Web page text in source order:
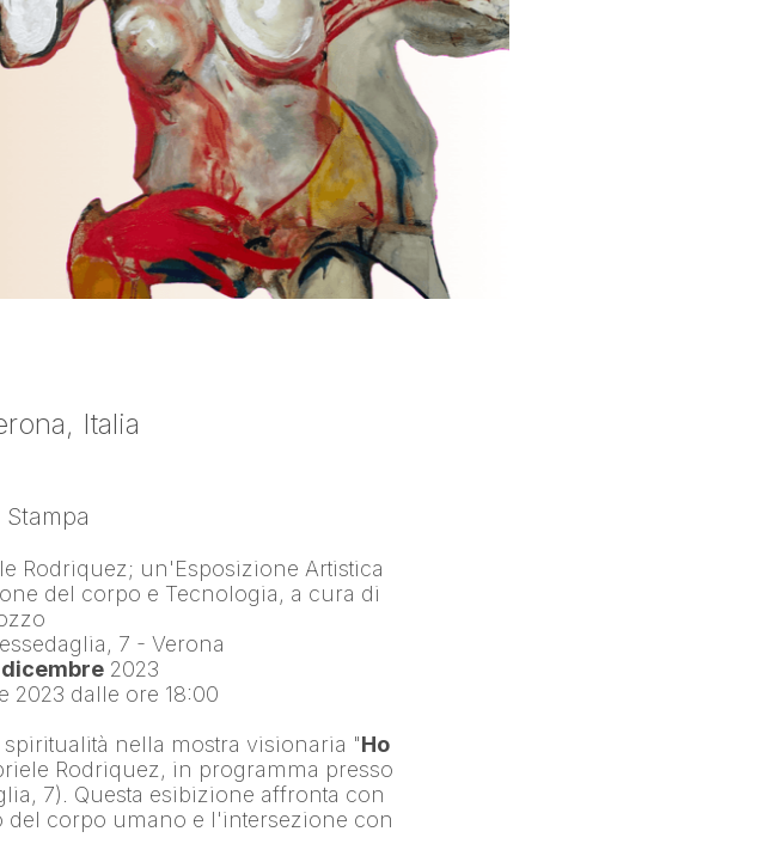
Italia
Rodriquez; un'Esposizione Artistica
7 - Verona
dicembre 2023
2023 dalle ore 18:00
nella mostra visionaria "Ho
Rodriquez
7). Questa esibizione affronta con
corpo umano e l'intersezione con